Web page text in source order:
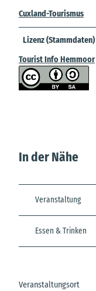
Cuxland-Tourismus
Lizenz (Stammdaten)
Tourist Info Hemmoor
In der Nähe
Veranstaltung
Essen & Trinken
Veranstaltungsort